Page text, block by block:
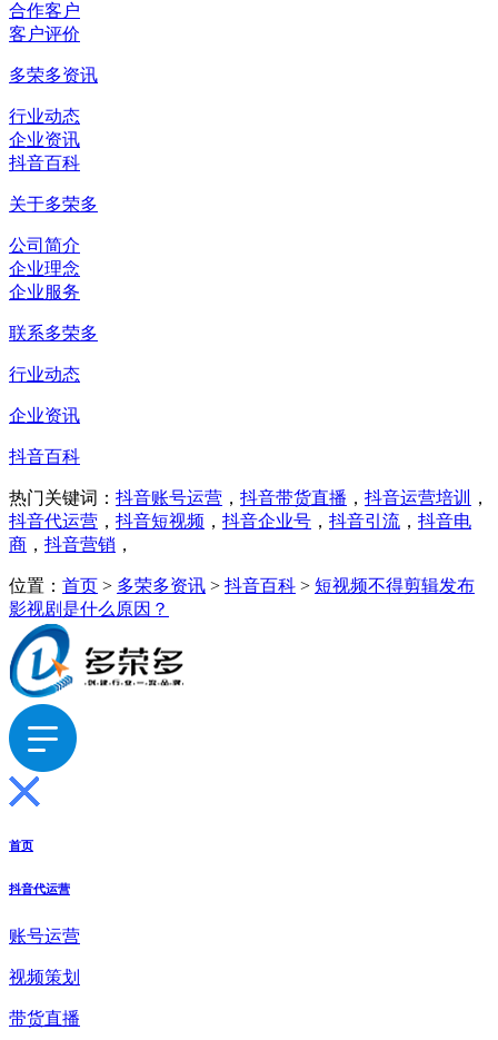
合作客户
客户评价
多荣多资讯
行业动态
企业资讯
抖音百科
关于多荣多
公司简介
企业理念
企业服务
联系多荣多
行业动态
企业资讯
抖音百科
热门关键词： 抖音账号运营 ， 抖音带货直播 ， 抖音运营培训
，
抖音代运营 ， 抖音短视频 ， 抖音企业号 ， 抖音引流 ， 抖音电
商 ， 抖音营销 ，
位置： 首页 > 多荣多资讯 > 抖音百科 > 短视频不得剪辑发布
影视剧是什么原因？
首页
抖音代运营
账号运营
视频策划
带货直播